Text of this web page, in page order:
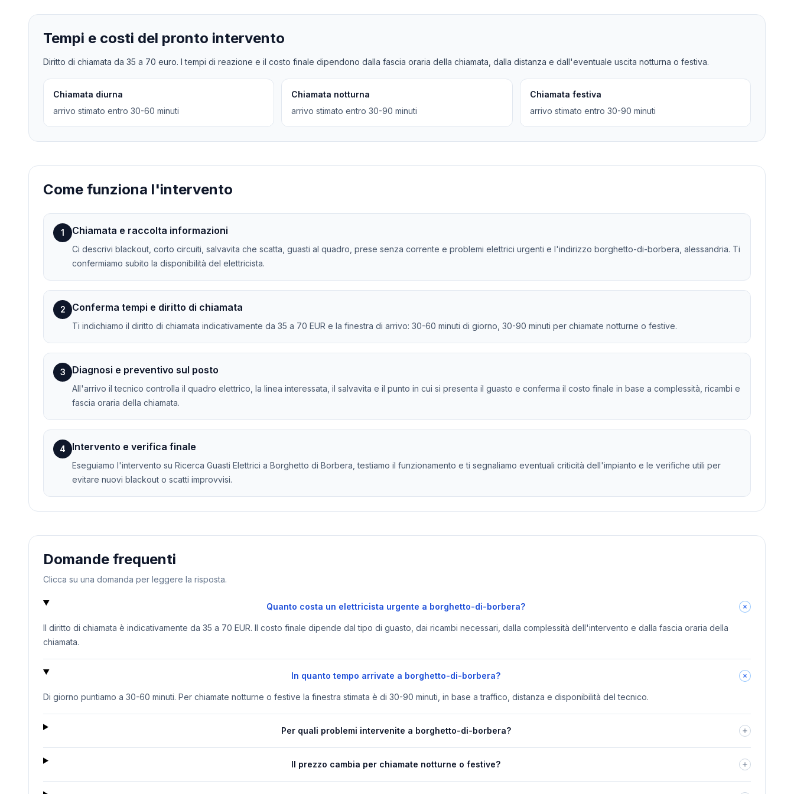
Tempi e costi del pronto intervento
Diritto di chiamata da 35 a 70 euro. I tempi di reazione e il costo finale dipendono dalla fascia oraria della chiamata, dalla distanza e dall'eventuale uscita notturna o festiva.
Chiamata diurna
arrivo stimato entro 30-60 minuti
Chiamata notturna
arrivo stimato entro 30-90 minuti
Chiamata festiva
arrivo stimato entro 30-90 minuti
Come funziona l'intervento
1 Chiamata e raccolta informazioni
Ci descrivi blackout, corto circuiti, salvavita che scatta, guasti al quadro, prese senza corrente e problemi elettrici urgenti e l'indirizzo borghetto-di-borbera, alessandria. Ti
confermiamo subito la disponibilità del elettricista.
2 Conferma tempi e diritto di chiamata
Ti indichiamo il diritto di chiamata indicativamente da 35 a 70 EUR e la finestra di arrivo: 30-60 minuti di giorno, 30-90 minuti per chiamate notturne o festive.
3 Diagnosi e preventivo sul posto
All'arrivo il tecnico controlla il quadro elettrico, la linea interessata, il salvavita e il punto in cui si presenta il guasto e conferma il costo finale in base a complessità, ricambi e
fascia oraria della chiamata.
4 Intervento e verifica finale
Eseguiamo l'intervento su Ricerca Guasti Elettrici a Borghetto di Borbera, testiamo il funzionamento e ti segnaliamo eventuali criticità dell'impianto e le verifiche utili per
evitare nuovi blackout o scatti improvvisi.
Domande frequenti
Clicca su una domanda per leggere la risposta.
Quanto costa un elettricista urgente a borghetto-di-borbera?
Il diritto di chiamata è indicativamente da 35 a 70 EUR. Il costo finale dipende dal tipo di guasto, dai ricambi necessari, dalla complessità dell'intervento e dalla fascia oraria della
chiamata.
In quanto tempo arrivate a borghetto-di-borbera?
Di giorno puntiamo a 30-60 minuti. Per chiamate notturne o festive la finestra stimata è di 30-90 minuti, in base a traffico, distanza e disponibilità del tecnico.
Per quali problemi intervenite a borghetto-di-borbera?
Il prezzo cambia per chiamate notturne o festive?